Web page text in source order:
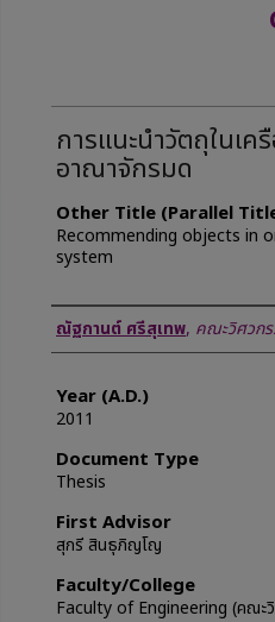
การแนะนำวัตถุในเ
อาณาจักรมด
Other Title (Parallel
Recommending objects in
system
Author
ณัฐกานต์ ศรีสุเทพ, คณะวิศวก
Year (A.D.)
2011
Document Type
Thesis
First Advisor
สุกรี สินธุภิญโญ
Faculty/College
Faculty of Engineering (คณะ